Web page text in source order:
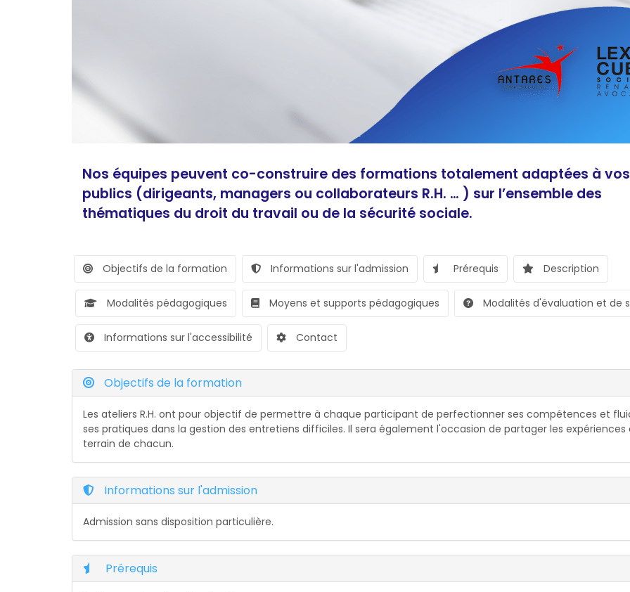
Nos équipes peuvent co-construire des formations totalement adaptées à vos
publics (dirigeants, managers ou collaborateurs R.H. … ) sur l’ensemble des
thématiques du droit du travail ou de la sécurité sociale.
Objectifs de la formation Informations sur l'admission Prérequis Description
Modalités pédagogiques Moyens et supports pédagogiques Modalités d'évaluation et de
Informations sur l'accessibilité Contact
Objectifs de la formation
Les ateliers R.H. ont pour objectif de permettre à chaque participant de perfectionner ses compétences et
ses pratiques dans la gestion des entretiens difficiles. Il sera également l'occasion de partager les expériences
terrain de chacun.
Informations sur l'admission
Admission sans disposition particulière.
Prérequis